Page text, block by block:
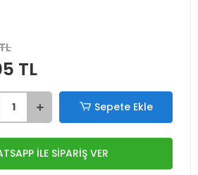
TL
Sepete Ekle
İLE SİPARİŞ VER